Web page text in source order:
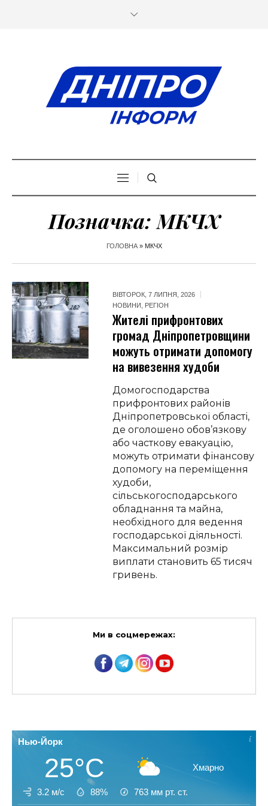
Позначка: МКЧХ
ГОЛОВНА» МКЧХ
ВІВТОРОК, 7 ЛИПНЯ, 2026
НОВИНИ
РЕГІОН
Жителі прифронтових
громад Дніпропетровщини
можуть отримати допомогу
на вивезення худоби
Домогосподарства
прифронтових районів
Дніпропетровської області,
де оголошено обов’язкову
або часткову евакуацію,
можуть отримати фінансову
допомогу на переміщення
худоби,
сільськогосподарського
обладнання та майна,
необхідного для ведення
господарської діяльності.
Максимальний розмір
виплати становить 65 тисяч
гривень.
Ми в соцмережах:
Нью-Йорк
25°C Хмарно
3.2 м/с 88% 763 мм рт. ст.